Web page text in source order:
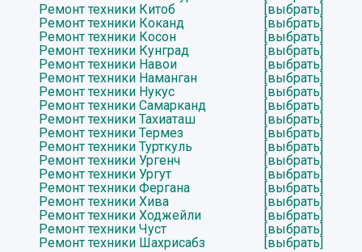
Ремонт техники Китоб
[выбрать]
Ремонт техники Коканд
[выбрать]
Ремонт техники Косон
[выбрать]
Ремонт техники Кунград
[выбрать]
Ремонт техники Навои
[выбрать]
Ремонт техники Наманган
[выбрать]
Ремонт техники Нукус
[выбрать]
Ремонт техники Самарканд
[выбрать]
Ремонт техники Тахиаташ
[выбрать]
Ремонт техники Термез
[выбрать]
Ремонт техники Турткуль
[выбрать]
Ремонт техники Ургенч
[выбрать]
Ремонт техники Ургут
[выбрать]
Ремонт техники Фергана
[выбрать]
Ремонт техники Хива
[выбрать]
Ремонт техники Ходжейли
[выбрать]
Ремонт техники Чуст
[выбрать]
Ремонт техники Шахрисабз
[выбрать]